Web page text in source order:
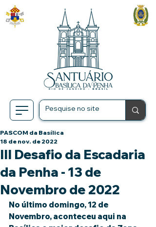
III Desafio da Escadaria
da Penha - 13 de
Novembro de 2022
PASCOM da Basílica
18 de nov. de 2022
No último domingo, 12 de
Novembro, aconteceu aqui na